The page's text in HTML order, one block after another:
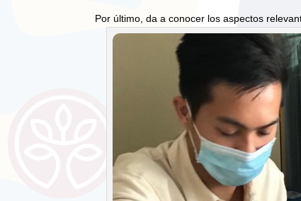
Por último, da a conocer los aspectos